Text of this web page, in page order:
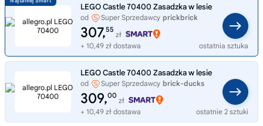
LEGO Castle 70400 Zasadzka w lesie
od Super Sprzedawcy prickbrick
307,55
zł
+ 10,49 zł dostawa
ostatnia sztuka
LEGO Castle 70400 Zasadzka w lesie
od Super Sprzedawcy brick-ducks
309,00
zł
+ 10,49 zł dostawa
ostatnie 2 sztuki